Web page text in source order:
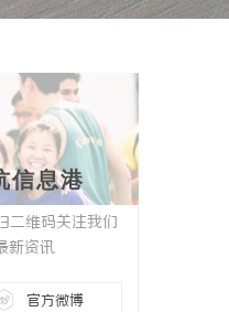
信息港
二维码关注我们
新资讯
官方微博